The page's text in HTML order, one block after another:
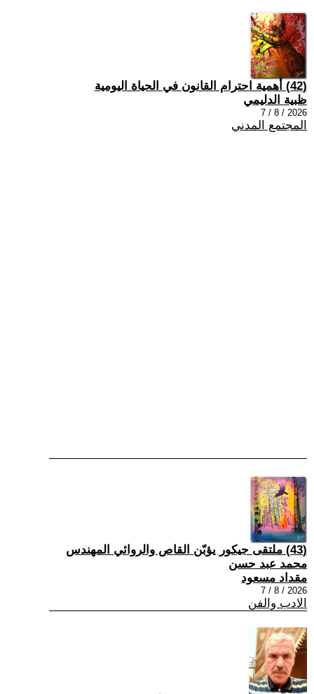
(42) أهمية احترام القانون في الحياة اليومية
ظبية الدليمي
2026 / 8 / 7
المجتمع المدني
(43) ملتقى جيكور يؤبّن القاص والروائي المهندس
محمد عبد حسن
مقداد مسعود
2026 / 8 / 7
الادب والفن